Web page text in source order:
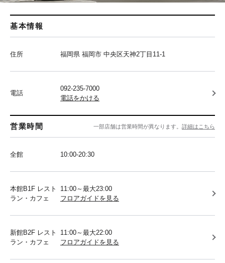
基本情報
住所 福岡県 福岡市 中央区天神2丁目11-1
電話
092-235-7000
電話をかける
営業時間 一部店舗は営業時間が異なります。 詳細はこちら
全館 10:00-20:30
本館B1F レスト
ラン・カフェ
11:00～最大23:00
フロアガイドを見る
新館B2F レスト
ラン・カフェ
11:00～最大22:00
フロアガイドを見る